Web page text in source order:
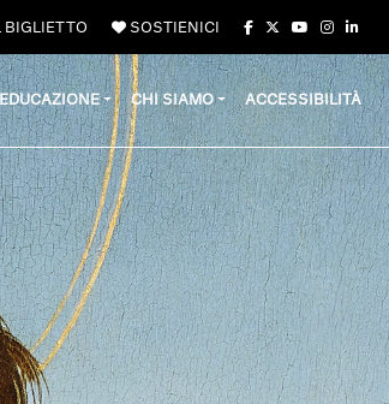
BIGLIETTO SOSTIENICI
CHI SIAMO ACCESSIBILITÀ